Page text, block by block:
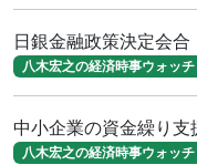
日銀金融政策決定会合
八木宏之の経済時事ウォッチ
中小企業の資金繰り支
八木宏之の経済時事ウォッチ